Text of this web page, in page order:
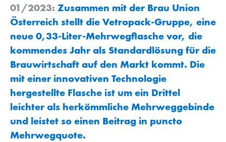
01/2023: Zusammen mit der Brau Union
Österreich stellt die Vetropack-Gruppe, eine
neue 0,33-Liter-Mehrwegflasche vor, die
kommendes Jahr als Standardlösung für die
Brauwirtschaft auf den Markt kommt. Die
mit einer innovativen Technologie
hergestellte Flasche ist um ein Drittel
leichter als herkömmliche Mehrweggebinde
und leistet so einen Beitrag in puncto
Mehrwegquote.